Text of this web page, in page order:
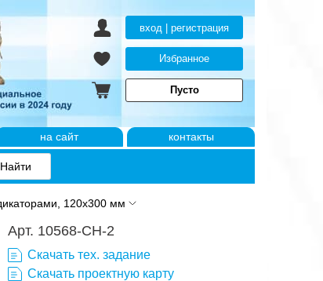
вход | регистрация
Избранное
Пусто
на сайт контакты
120x300 мм
Арт. 10568-CH-2
Скачать тех. задание
Скачать проектную карту